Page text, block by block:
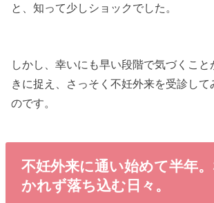
と、知って少しショックでした。
しかし、幸いにも早い段階で気づくこと
きに捉え、さっそく不妊外来を受診して
のです。
不妊外来に通い始めて半年
かれず落ち込む日々。